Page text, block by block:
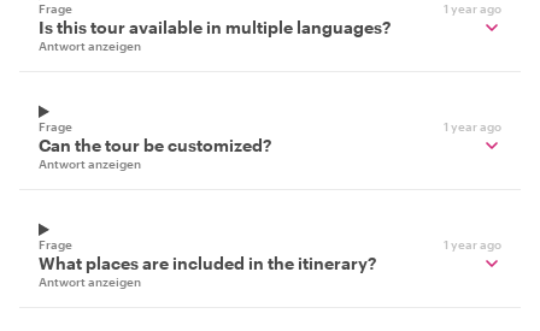
Frage 1 year ago
Is this tour available in multiple languages?
Antwort anzeigen
Frage 1 year ago
Can the tour be customized?
Antwort anzeigen
Frage 1 year ago
What places are included in the itinerary?
Antwort anzeigen